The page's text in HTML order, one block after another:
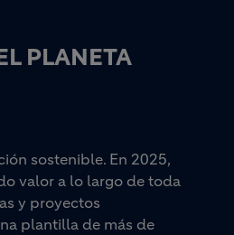
PLANETA
sostenible. En 2025,
valor a lo largo de toda
y proyectos
plantilla de más de